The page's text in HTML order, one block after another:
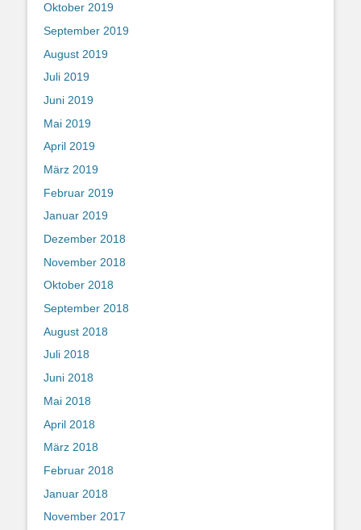
Oktober 2019
September 2019
August 2019
Juli 2019
Juni 2019
Mai 2019
April 2019
März 2019
Februar 2019
Januar 2019
Dezember 2018
November 2018
Oktober 2018
September 2018
August 2018
Juli 2018
Juni 2018
Mai 2018
April 2018
März 2018
Februar 2018
Januar 2018
November 2017